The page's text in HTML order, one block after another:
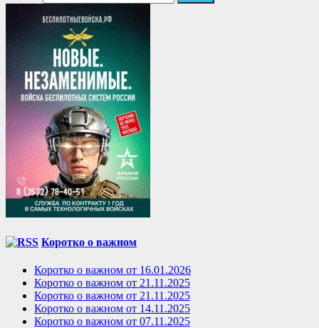
Коротко о важном
Коротко о важном от 16.01.2026
Коротко о важном от 21.11.2025
Коротко о важном от 21.11.2025
Коротко о важном от 14.11.2025
Коротко о важном от 07.11.2025